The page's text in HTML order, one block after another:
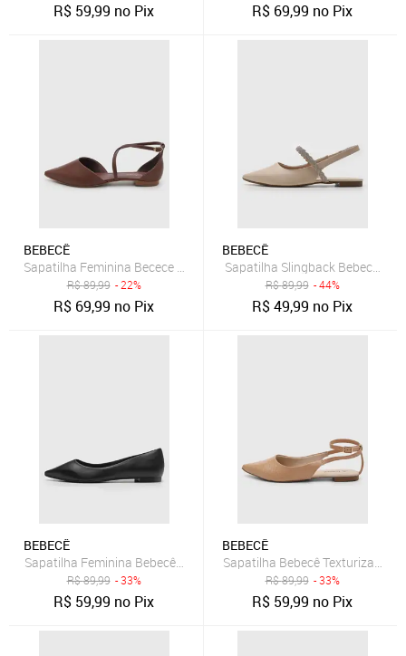
R$ 59,99 no Pix R$ 69,99 no Pix
BEBECÊ
Sapatilha Feminina Becece Ponta Afilada Marrom
R$89,99 - 22%
R$ 69,99 no Pix
BEBECÊ
Sapatilha Slingback Bebecê
R$89,99 - 44%
R$49,99 no Pix
BEBECÊ
Sapatilha Feminina Bebecê Bico Fino Preta
R$89,99 - 33%
R$ 59,99 no Pix
BEBECÊ
Sapatilha Bebecê Texturizado
R$89,99 - 33%
R$ 59,99 no Pix